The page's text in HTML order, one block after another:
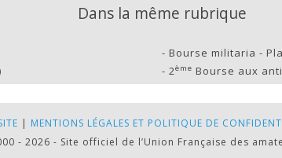
Dans la même rubrique
- Bourse militaria -
- 2ème Bourse aux
| MENTIONS LÉGALES ET POLITIQUE DE
- 2026 - Site officiel de l’Union Française des